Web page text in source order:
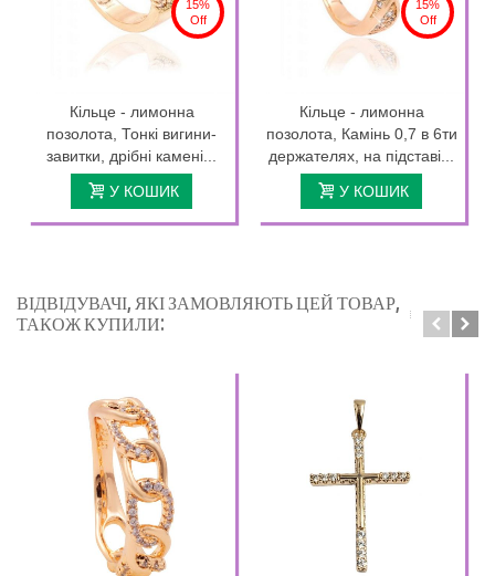
15%
Off
Кільце - лимонна
позолота, Тонкі вигини-
завитки, дрібні камені...
У КОШИК
15%
Off
Кільце - лимонна
позолота, Камінь 0,7 в 6ти
держателях, на підставі...
У КОШИК
ВІДВІДУВАЧІ, ЯКІ ЗАМОВЛЯЮТЬ ЦЕЙ ТОВАР,
ТАКОЖ КУПИЛИ: